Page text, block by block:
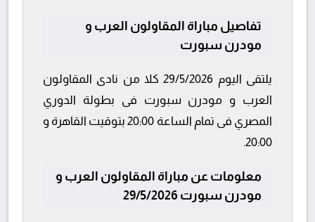
تفاصيل مباراة المقاولون العرب و
مودرن سبورت
يلتقى اليوم 29/5/2026 كلا من نادى المقاولون
العرب و مودرن سبورت فى بطولة الدوري
المصري فى تمام الساعة 20:00 بتوقيت القاهرة و
20:00.
معلومات عن مباراة المقاولون العرب و
مودرن سبورت 29/5/2026